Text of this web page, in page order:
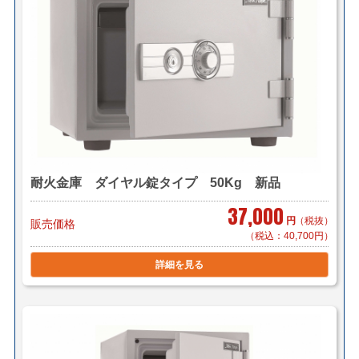
耐火金庫 ダイヤル錠タイプ 50Kg 新品
販売価格 37,000 円 （税抜）
（税込：40,700円）
詳細を見る